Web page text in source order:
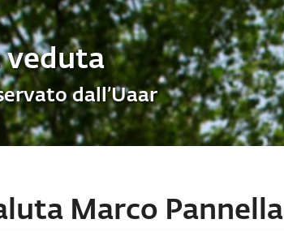
veduta
dall’Uaar
Marco Pannella